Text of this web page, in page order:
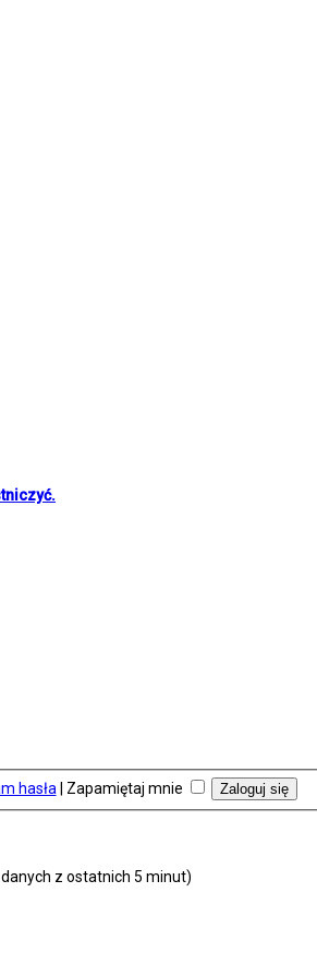
hasła Zapamiętaj mnie
z ostatnich 5 minut)